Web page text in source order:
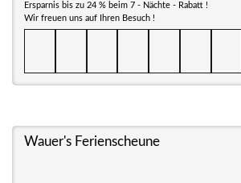
Ersparnis bis zu 24 % beim 7 - Nächte - Rabatt !
Wir freuen uns auf Ihren Besuch !
Wauer's Ferienscheune